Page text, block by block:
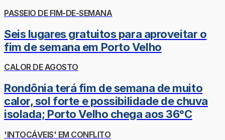
PASSEIO DE FIM-DE-SEMANA
Seis lugares gratuitos para aproveitar o
fim de semana em Porto Velho
CALOR DE AGOSTO
Rondônia terá fim de semana de muito
calor, sol forte e possibilidade de chuva
isolada; Porto Velho chega aos 36°C
'INTOCÁVEIS' EM CONFLITO